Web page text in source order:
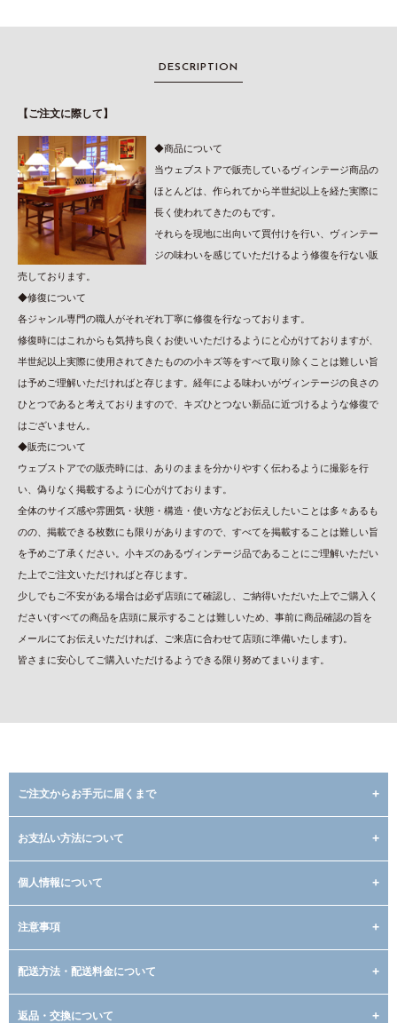
DESCRIPTION
【ご注文に際して】
◆商品について
当ウェブストアで販売しているヴィンテージ商品の
ほとんどは、作られてから半世紀以上を経た実際に
長く使われてきたのもです。
それらを現地に出向いて買付けを行い、ヴィンテー
ジの味わいを感じていただけるよう修復を行ない販
売しております。
◆修復について
各ジャンル専門の職人がそれぞれ丁寧に修復を行なっております。
修復時にはこれからも気持ち良くお使いいただけるようにと心がけておりますが、
半世紀以上実際に使用されてきたものの小キズ等をすべて取り除くことは難しい旨
は予めご理解いただければと存じます。経年による味わいがヴィンテージの良さの
ひとつであると考えておりますので、キズひとつない新品に近づけるような修復で
はございません。
◆販売について
ウェブストアでの販売時には、ありのままを分かりやすく伝わるように撮影を行
い、偽りなく掲載するように心がけております。
全体のサイズ感や雰囲気・状態・構造・使い方などお伝えしたいことは多々あるも
のの、掲載できる枚数にも限りがありますので、すべてを掲載することは難しい旨
を予めご了承ください。小キズのあるヴィンテージ品であることにご理解いただい
た上でご注文いただければと存じます。
少しでもご不安がある場合は必ず店頭にて確認し、ご納得いただいた上でご購入く
ださい(すべての商品を店頭に展示することは難しいため、事前に商品確認の旨を
メールにてお伝えいただければ、ご来店に合わせて店頭に準備いたします)。
皆さまに安心してご購入いただけるようできる限り努めてまいります。
ご注文からお手元に届くまで
お支払い方法について
個人情報について
注意事項
配送方法・配送料金について
返品・交換について